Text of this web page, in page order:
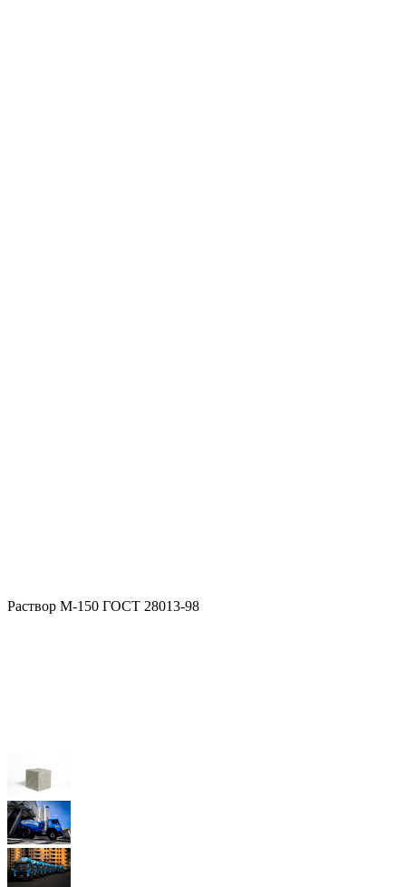
Раствор М-150 ГОСТ 28013-98